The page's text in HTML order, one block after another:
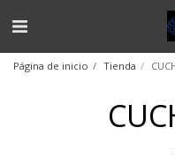
Página de inicio Tienda